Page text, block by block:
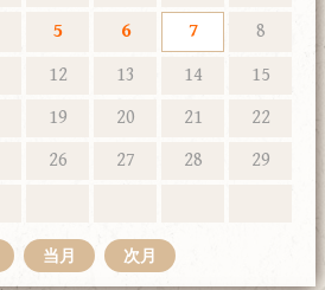
5 6 7
8
12 13 14
15
19 20 21
22
26 27 28
29
当月 次月